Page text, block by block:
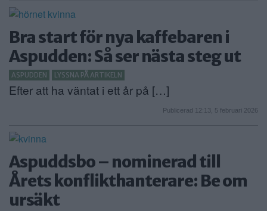
Bra start för nya kaffebaren i
Aspudden: Så ser nästa steg ut
ASPUDDEN LYSSNA PÅ ARTIKELN
Efter att ha väntat i ett år på […]
Publicerad 12:13, 5 februari 2026
Aspuddsbo – nominerad till
Årets konflikthanterare: Be om
ursäkt